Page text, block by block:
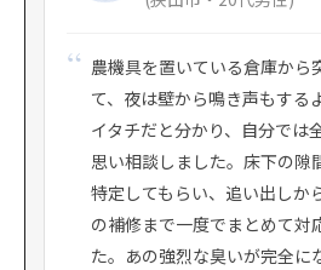
農機具を置いている倉庫から
て、夜は壁から鳴き声もする
イタチだと分かり、自分では
思い相談しました。床下の隙
特定してもらい、追い出しか
の補修まで一度でまとめて対
た。あの強烈な臭いが完全に